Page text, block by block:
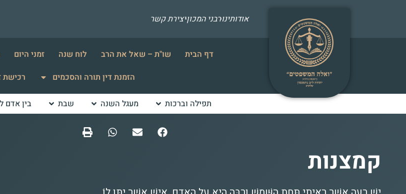
אודותינורבני המכוןיצירת קשר
דף הבית שו"ת – שאל את הרב לוח שנה זמני היום
הזמנת דין תורה והסכמים
רכישת
תפילה וברכות מעגל השנה שבת בין אדם
קמצנות